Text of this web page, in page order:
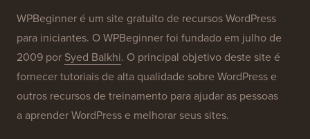
WPBeginner é um site gratuito de recursos WordPress
para iniciantes. O WPBeginner foi fundado em julho de
2009 por Syed Balkhi. O principal objetivo deste site é
fornecer tutoriais de alta qualidade sobre WordPress e
outros recursos de treinamento para ajudar as pessoas
a aprender WordPress e melhorar seus sites.